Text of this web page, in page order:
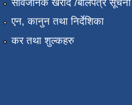
सार्वजनिक खरीद /बोलपत्र सूचना
एन, कानुन तथा निर्देशिका
कर तथा शुल्कहरु